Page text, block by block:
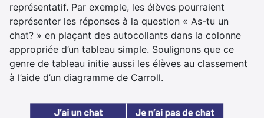
représentatif. Par exemple, les élèves pourraient
représenter les réponses à la question « As-tu un
chat? » en plaçant des autocollants dans la colonne
appropriée d’un tableau simple. Soulignons que ce
genre de tableau initie aussi les élèves au classement
à l’aide d’un diagramme de Carroll.